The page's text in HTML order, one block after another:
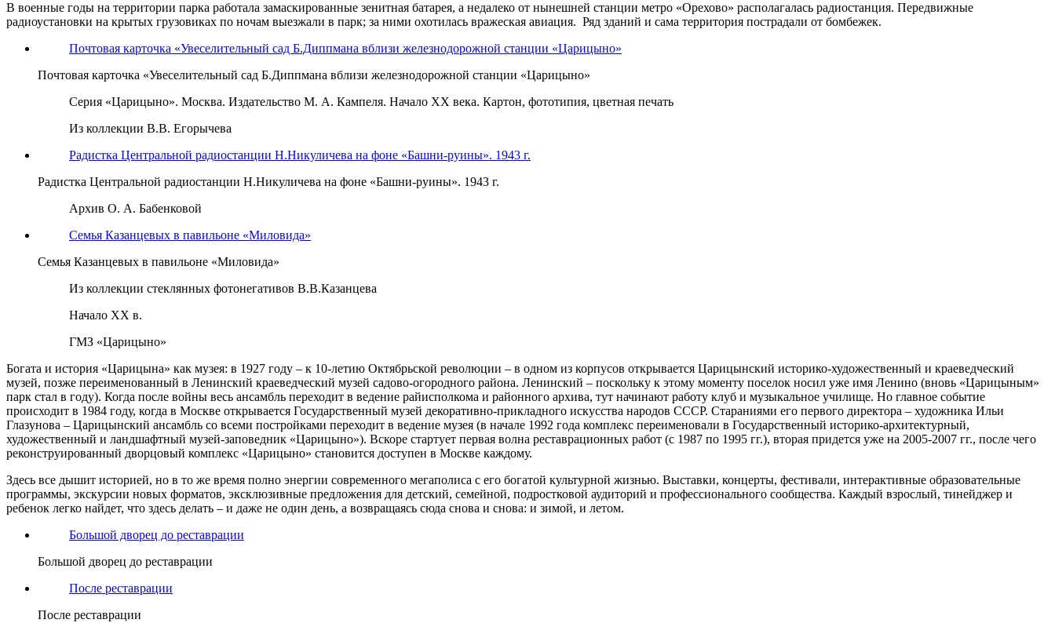
В военные годы на территории парка работала замаскированные зенитная батарея, а недалеко от нынешней станции метро «Орехово» располагалась радиостанция. Передвижные
радиоустановки на крытых грузовиках по ночам выезжали в парк; за ними охотилась вражеская авиация. Ряд зданий и сама территория пострадали от бомбежек.
Почтовая карточка «Увеселительный сад Б.Диппмана вблизи железнодорожной станции «Царицыно»
Почтовая карточка «Увеселительный сад Б.Диппмана вблизи железнодорожной станции «Царицыно»
Серия «Царицыно». Москва. Издательство М. А. Кампеля. Начало ХХ века. Картон, фототипия, цветная печать
Из коллекции В.В. Егорычева
Радистка Центральной радиостанции Н.Никуличева на фоне «Башни-руины». 1943 г.
Радистка Центральной радиостанции Н.Никуличева на фоне «Башни-руины». 1943 г.
Архив О. А. Бабенковой
Семья Казанцевых в павильоне «Миловида»
Семья Казанцевых в павильоне «Миловида»
Из коллекции стеклянных фотонегативов В.В.Казанцева
Начало ХХ в.
ГМЗ «Царицыно»
Богата и история «Царицына» как музея: в 1927 году – к 10-летию Октябрьской революции – в одном из корпусов открывается Царицынский историко-художественный и краеведческий
музей, позже переименованный в Ленинский краеведческий музей садово-огородного района. Ленинский – поскольку к этому моменту поселок носил уже имя Ленино (вновь «Царицыным»
парк стал в году). Когда после войны весь ансамбль переходит в ведение райисполкома и районного архива, тут начинают работу клуб и музыкальное училище. Но главное событие
происходит в 1984 году, когда в Москве открывается Государственный музей декоративно-прикладного искусства народов СССР. Стараниями его первого директора – художника Ильи
Глазунова – Царицынский ансамбль со всеми постройками переходит в ведение музея (в начале 1992 года комплекс переименовали в Государственный историко-архитектурный,
художественный и ландшафтный музей-заповедник «Царицыно»). Вскоре стартует первая волна реставрационных работ (с 1987 по 1995 гг.), вторая придется уже на 2005-2007 гг., после чего
реконструированный дворцовый комплекс «Царицыно» становится доступен в Москве каждому.
Здесь все дышит историей, но в то же время полно энергии современного мегаполиса с его богатой культурной жизнью. Выставки, концерты, фестивали, интерактивные образовательные
программы, экскурсии новых форматов, эксклюзивные предложения для детский, семейной, подростковой аудиторий и профессионального сообщества. Каждый взрослый, тинейджер и
ребенок легко найдет, что здесь делать – и даже не один день, а возвращаясь сюда снова и снова: и зимой, и летом.
Большой дворец до реставрации
Большой дворец до реставрации
После реставрации
После реставрации